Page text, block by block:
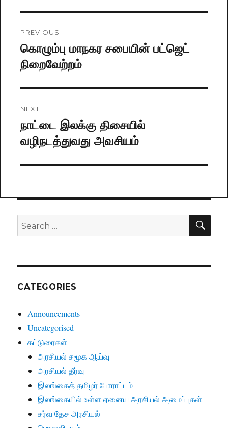
navigation
PREVIOUS
Previous
post:
கொழும்பு மாநகர சபையின் பட்ஜெட்
நிறைவேற்றம்
NEXT
Next
post:
நாட்டை இலக்கு திசையில்
வழிநடத்துவது அவசியம்
Search
for:
CATEGORIES
Announcements
Uncategorised
கட்டுரைகள்
அரசியல் சமூக ஆய்வு
அரசியல் தீர்வு
இலங்கைத் தமிழர் போராட்டம்
இலங்கையில் உள்ள ஏனைய அரசியல் அமைப்புகள்
சர்வ தேச அரசியல்